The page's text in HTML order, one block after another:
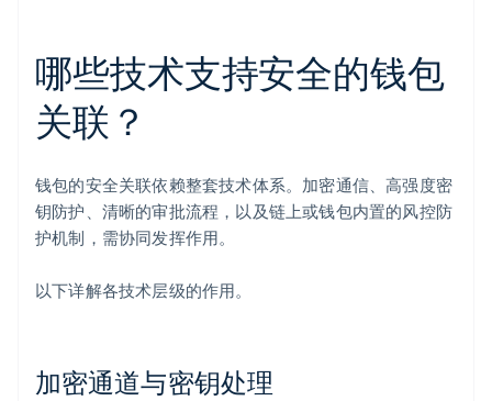
哪些技术支持安全的钱包
关联？
钱包的安全关联依赖整套技术体系。加密通信、高强度密
钥防护、清晰的审批流程，以及链上或钱包内置的风控防
护机制，需协同发挥作用。
以下详解各技术层级的作用。
加密通道与密钥处理